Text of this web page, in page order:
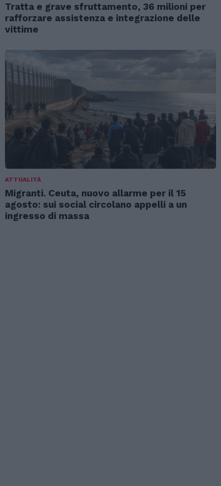
Tratta e grave sfruttamento, 36 milioni per
rafforzare assistenza e integrazione delle
vittime
ATTUALITÀ
Migranti. Ceuta, nuovo allarme per il 15
agosto: sui social circolano appelli a un
ingresso di massa